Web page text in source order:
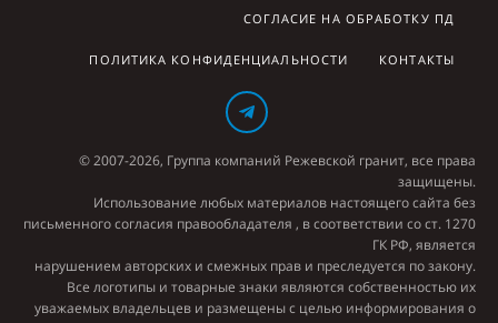
СОГЛАСИЕ НА ОБРАБОТКУ ПД
ПОЛИТИКА КОНФИДЕНЦИАЛЬНОСТИ КОНТАКТЫ
© 2007-2026, Группа компаний Режевской гранит, все права
защищены.
Использование любых материалов настоящего сайта без
письменного согласия правообладателя , в соответствии со ст. 1270
ГК РФ, является
нарушением авторских и смежных прав и преследуется по закону.
Все логотипы и товарные знаки являются собственностью их
уважаемых владельцев и размещены с целью информирования о